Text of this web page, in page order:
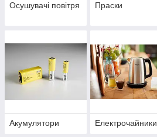
Осушувачі повітря Праски
Акумулятори Електрочайники